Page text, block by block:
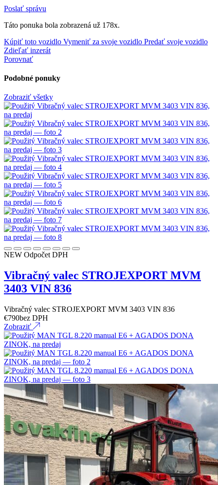
Poslať správu
Táto ponuka bola zobrazená už 178x.
Kúpiť toto vozidlo Vymeniť za svoje vozidlo Predať svoje vozidlo
Zdieľať inzerát
Porovnať
Podobné ponuky
Zobraziť všetky
NEW Odpočet DPH
Vibračný valec STROJEXPORT MVM
3403 VIN 836
Vibračný valec STROJEXPORT MVM 3403 VIN 836
€790bez DPH
Zobraziť